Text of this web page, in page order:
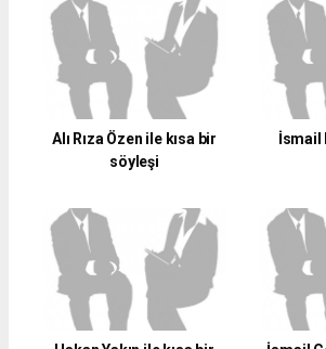
Alı Rıza Özen ile kısa bir
söyleşi
İsmail